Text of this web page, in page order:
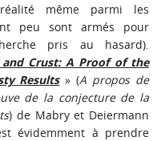
même parmi les
peu sont armés pour
pris au hasard).
and Crust: A Proof of the
Results» (A propos de
de la conjecture de la
) de Mabry et Deiermann
évidemment à prendre